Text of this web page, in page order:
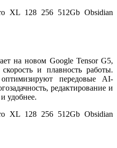
на новом Google Tensor G5,
и плавность работы.
передовые AI-
редактирование и
удобнее.